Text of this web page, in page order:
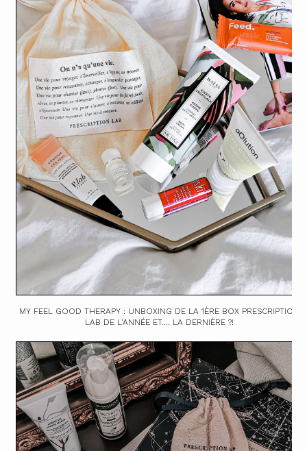
MY FEEL GOOD THERAPY : UNBOXING DE LA 1ÈRE BOX PRESCRIPTION
LAB DE L'ANNÉE ET.... LA DERNIÈRE ?!